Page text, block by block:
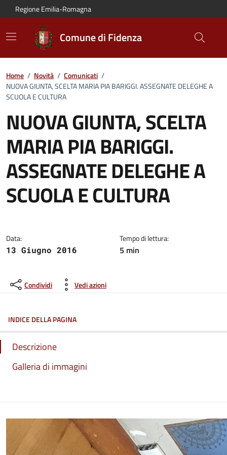
Vai al contenuto principale
Vai alla navigazione del sito
Vai al piede di pagina
Regione Emilia-Romagna
Comune di Fidenza
Home / Novità / Comunicati /
NUOVA GIUNTA, SCELTA MARIA PIA BARIGGI. ASSEGNATE DELEGHE A
SCUOLA E CULTURA
NUOVA GIUNTA, SCELTA
MARIA PIA BARIGGI.
ASSEGNATE DELEGHE A
SCUOLA E CULTURA
Data:
13 Giugno 2016
Tempo di lettura:
5 min
Condividi Vedi azioni
INDICE DELLA PAGINA
Descrizione
Galleria di immagini